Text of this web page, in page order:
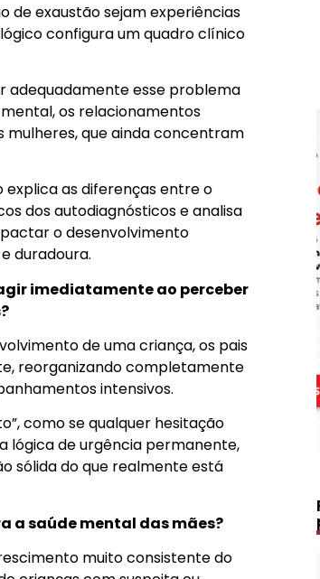
de exaustão sejam experiências
configura um quadro clínico
adequadamente esse problema
os relacionamentos
mulheres, que ainda concentram
explica as diferenças entre o
dos autodiagnósticos e analisa
o desenvolvimento
duradoura.
imediatamente ao perceber
de uma criança, os pais
reorganizando completamente
intensivos.
como se qualquer hesitação
lógica de urgência permanente,
sólida do que realmente está
a saúde mental das mães?
muito consistente do